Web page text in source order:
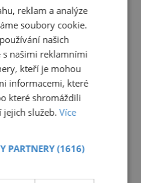
a polštářky občas
je můžete
vlažné vodě nebo je
nábytek stačí
z něj většinou
jednou ročně
sametový povrch
a nechte působit
reklam a analýze
soubory cookie.
našich
s našimi reklamními
kteří je mohou
informacemi, které
které shromáždili
jejich služeb.Více
PARTNERY(1616)